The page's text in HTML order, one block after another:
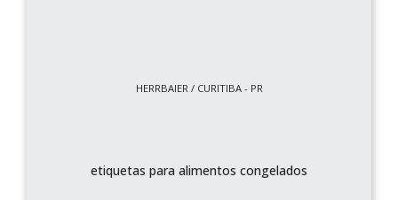
HERRBAIER / CURITIBA - PR
etiquetas para alimentos congelados